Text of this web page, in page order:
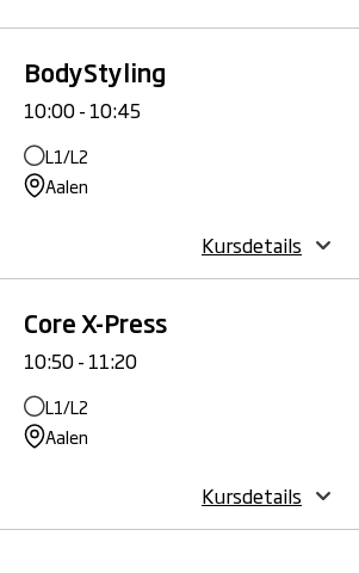
BodyStyling
10:00 - 10:45
L1/L2
Aalen
Kursdetails
Core X-Press
10:50 - 11:20
L1/L2
Aalen
Kursdetails